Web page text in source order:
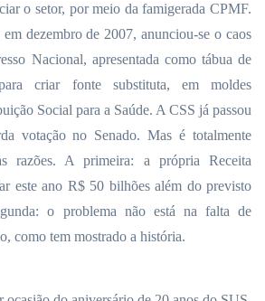
o setor, por meio da famigerada CPMF.
dezembro de 2007, anunciou-se o caos
Nacional, apresentada como tábua de
criar fonte substituta, em moldes
Social para a Saúde. A CSS já passou
votação no Senado. Mas é totalmente
razões. A primeira: a própria Receita
este ano R$ 50 bilhões além do previsto
o problema não está na falta de
como tem mostrado a história.